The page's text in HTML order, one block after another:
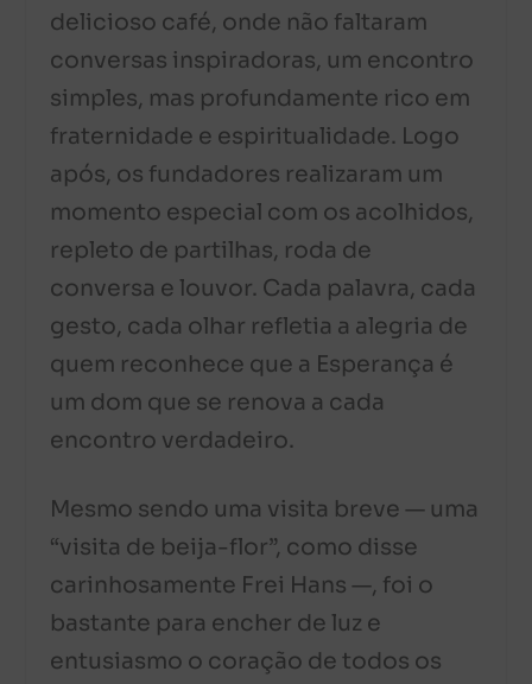
delicioso café, onde não faltaram
conversas inspiradoras, um encontro
simples, mas profundamente rico em
fraternidade e espiritualidade. Logo
após, os fundadores realizaram um
momento especial com os acolhidos,
repleto de partilhas, roda de
conversa e louvor. Cada palavra, cada
gesto, cada olhar refletia a alegria de
quem reconhece que a Esperança é
um dom que se renova a cada
encontro verdadeiro.
Mesmo sendo uma visita breve — uma
“visita de beija-flor”, como disse
carinhosamente Frei Hans —, foi o
bastante para encher de luz e
entusiasmo o coração de todos os